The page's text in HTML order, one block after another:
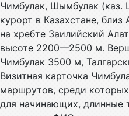
Чимбулак, Шымбулак
курорт в Казахстане,
на хребте Заилийский
высоте 2200—2500 м.
Чимбулак 3500 м,
Визитная карточка
маршрутов, среди
для начинающих, длинные